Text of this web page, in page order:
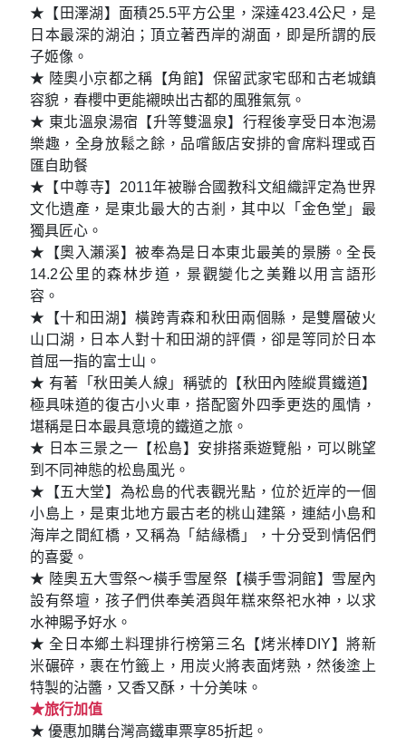
★【田澤湖】面積25.5平方公里，深達423.4公尺，是
日本最深的湖泊；頂立著西岸的湖面，即是所謂的辰
子姬像。
★ 陸奧小京都之稱【角館】保留武家宅邸和古老城鎮
容貌，春櫻中更能襯映出古都的風雅氣氛。
★ 東北溫泉湯宿【升等雙溫泉】行程後享受日本泡湯
樂趣，全身放鬆之餘，品嚐飯店安排的會席料理或百
匯自助餐
★【中尊寺】2011年被聯合國教科文組織評定為世界
文化遺產，是東北最大的古剎，其中以「金色堂」最
獨具匠心。
★【奧入瀨溪】被奉為是日本東北最美的景勝。全長
14.2公里的森林步道，景觀變化之美難以用言語形
容。
★【十和田湖】橫跨青森和秋田兩個縣，是雙層破火
山口湖，日本人對十和田湖的評價，卻是等同於日本
首屈一指的富士山。
★ 有著「秋田美人線」稱號的【秋田內陸縱貫鐵道】
極具味道的復古小火車，搭配窗外四季更迭的風情，
堪稱是日本最具意境的鐵道之旅。
★ 日本三景之一【松島】安排搭乘遊覽船，可以眺望
到不同神態的松島風光。
★【五大堂】為松島的代表觀光點，位於近岸的一個
小島上，是東北地方最古老的桃山建築，連結小島和
海岸之間紅橋，又稱為「結緣橋」，十分受到情侶們
的喜愛。
★ 陸奧五大雪祭～橫手雪屋祭【橫手雪洞館】雪屋內
設有祭壇，孩子們供奉美酒與年糕來祭祀水神，以求
水神賜予好水。
★ 全日本鄉土料理排行榜第三名【烤米棒DIY】將新
米碾碎，裹在竹籤上，用炭火將表面烤熟，然後塗上
特製的沾醬，又香又酥，十分美味。
★旅行加值
★ 優惠加購台灣高鐵車票享85折起。